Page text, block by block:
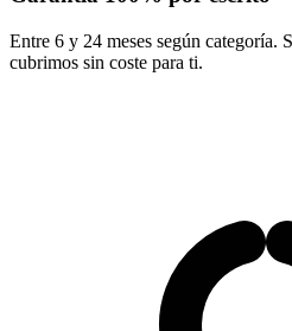
Entre 6 y 24 meses según categoría.
cubrimos sin coste para ti.